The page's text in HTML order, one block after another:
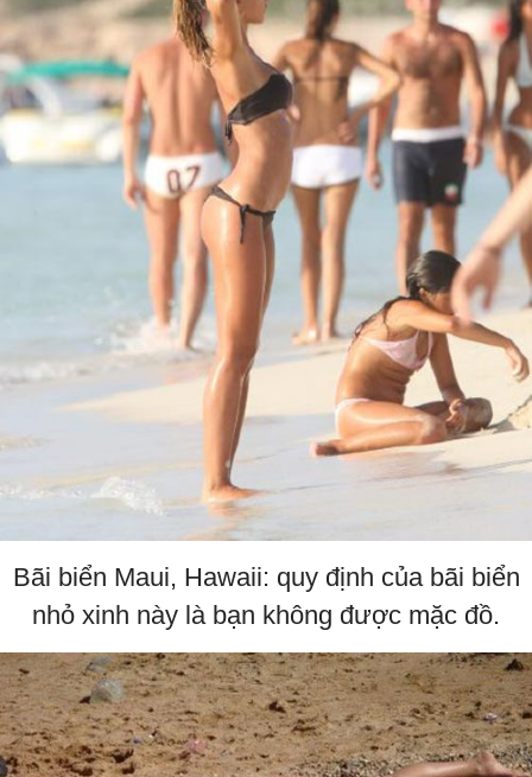
Bãi biển Maui, Hawaii: quy định của bãi biển
nhỏ xinh này là bạn không được mặc đồ.